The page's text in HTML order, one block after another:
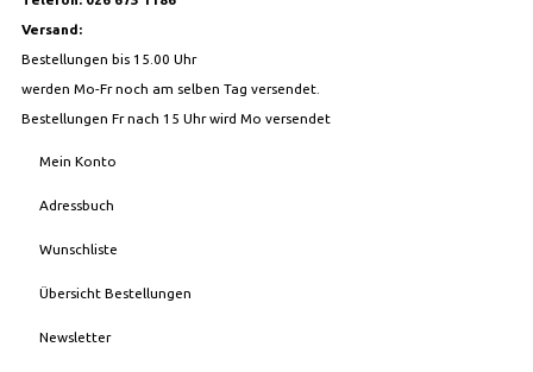
Versand:
Bestellungen bis 15.00 Uhr
werden Mo-Fr noch am selben Tag versendet.
Bestellungen Fr nach 15 Uhr wird Mo versendet
Mein Konto
Adressbuch
Wunschliste
Übersicht Bestellungen
Newsletter